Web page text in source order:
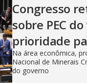
Congresso
sobre PEC
prioridade
Na área econômica,
Nacional de Minerais
do governo